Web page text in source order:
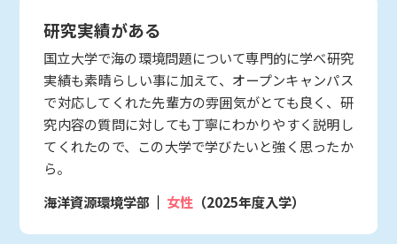
研究実績がある
国立大学で海の環境問題について専門的に学べ研究
実績も素晴らしい事に加えて、オープンキャンパス
で対応してくれた先輩方の雰囲気がとても良く、研
究内容の質問に対しても丁寧にわかりやすく説明し
てくれたので、この大学で学びたいと強く思ったか
ら。
海洋資源環境学部
女性 （2025年度入学）